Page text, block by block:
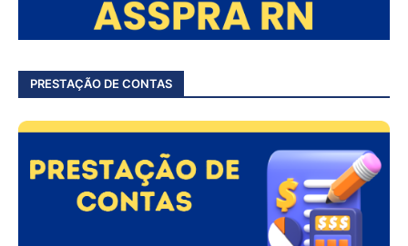
PRESTAÇÃO DE CONTAS